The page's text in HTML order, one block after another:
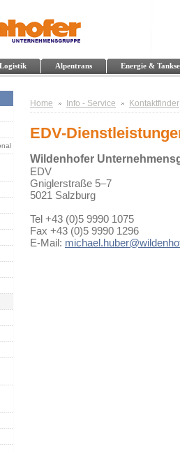
Alpentrans Energie &
Home Info - Service Kontaktfinder
EDV-
Wildenhofer
EDV
Gniglerstraße 5–7
5021 Salzburg
Tel +43 (0)5 9990 1075
Fax +43 (0)5 9990 1296
E-Mail: